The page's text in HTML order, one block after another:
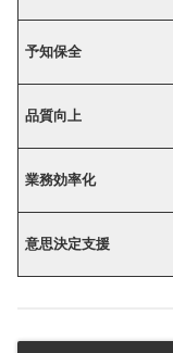
予知保全
品質向上
業務効率化
意思決定支援